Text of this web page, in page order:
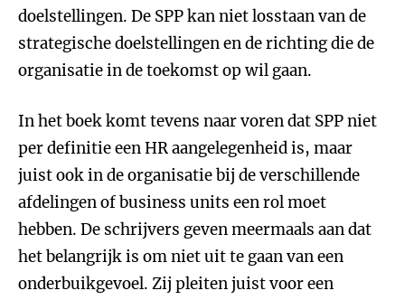
doelstellingen. De SPP kan niet losstaan van de
strategische doelstellingen en de richting die de
organisatie in de toekomst op wil gaan.
In het boek komt tevens naar voren dat SPP niet
per definitie een HR aangelegenheid is, maar
juist ook in de organisatie bij de verschillende
afdelingen of business units een rol moet
hebben. De schrijvers geven meermaals aan dat
het belangrijk is om niet uit te gaan van een
onderbuikgevoel. Zij pleiten juist voor een